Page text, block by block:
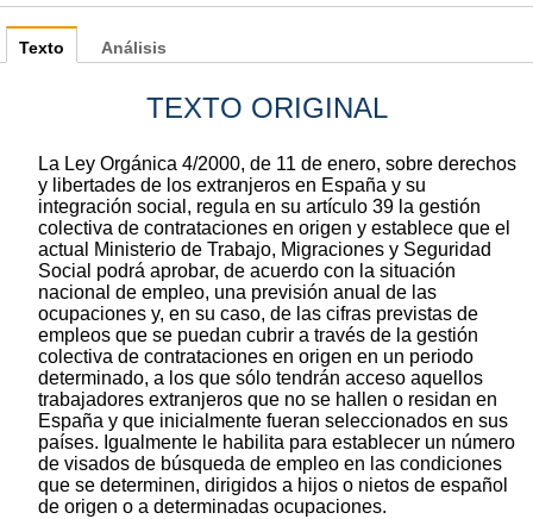
Texto
TEXTO ORIGINAL
La Ley Orgánica 4/2000, de 11 de enero, sobre derechos
y libertades de los extranjeros en España y su
integración social, regula en su artículo 39 la gestión
colectiva de contrataciones en origen y establece que el
actual Ministerio de Trabajo, Migraciones y Seguridad
Social podrá aprobar, de acuerdo con la situación
nacional de empleo, una previsión anual de las
ocupaciones y, en su caso, de las cifras previstas de
empleos que se puedan cubrir a través de la gestión
colectiva de contrataciones en origen en un periodo
determinado, a los que sólo tendrán acceso aquellos
trabajadores extranjeros que no se hallen o residan en
España y que inicialmente fueran seleccionados en sus
países. Igualmente le habilita para establecer un número
de visados de búsqueda de empleo en las condiciones
que se determinen, dirigidos a hijos o nietos de español
de origen o a determinadas ocupaciones.
Análisis